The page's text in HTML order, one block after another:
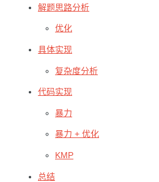
解题思路分析
优化
具体实现
复杂度分析
代码实现
暴力
暴力 + 优化
KMP
总结